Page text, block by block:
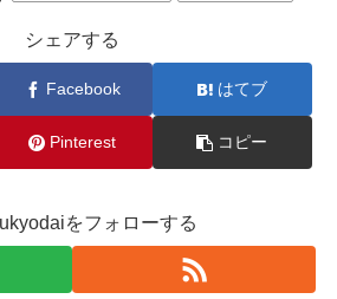
シェアする
Facebook はてブ
Pinterest コピー
をフォローする